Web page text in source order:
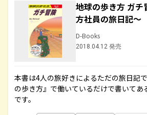
地球の歩き方 ガチ
方社員の旅日記～
D-Books
2018.04.12 発売
本書は4人の旅好きによるただの旅日記
の歩き方』で働いているだけで書いてあ
です。